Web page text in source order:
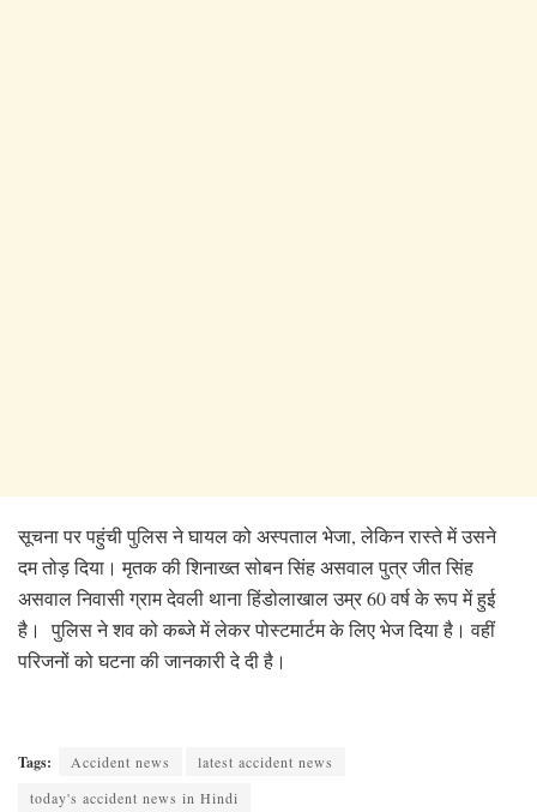
सूचना पर पहुंची पुलिस ने घायल को अस्पताल भेजा, लेकिन रास्ते में उसने
दम तोड़ दिया। मृतक की शिनाख्त सोबन सिंह असवाल पुत्र जीत सिंह
असवाल निवासी ग्राम देवली थाना हिंडोलाखाल उम्र 60 वर्ष के रूप में हुई
है। पुलिस ने शव को कब्जे में लेकर पोस्टमार्टम के लिए भेज दिया है। वहीं
परिजनों को घटना की जानकारी दे दी है।
Tags: Accident news
latest accident news
today's accident news in Hindi